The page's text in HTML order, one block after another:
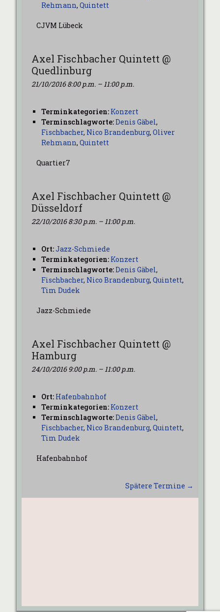
Rehmann, Quintett
CJVM Lübeck
Axel Fischbacher Quintett @
Quedlinburg
21/10/2016 8:00 p.m. – 11:00 p.m.
Terminkategorien: Konzert
Terminschlagworte:Denis Gäbel,
Fischbacher, Nico Brandenburg, Oliver
Rehmann, Quintett
Quartier7
Axel Fischbacher Quintett @
Düsseldorf
22/10/2016 8:30 p.m. – 11:00 p.m.
Ort:Jazz-Schmiede
Terminkategorien: Konzert
Terminschlagworte:Denis Gäbel,
Fischbacher, Nico Brandenburg, Quintett,
Tim Dudek
Jazz-Schmiede
Axel Fischbacher Quintett @
Hamburg
24/10/2016 9:00 p.m. – 11:00 p.m.
Ort: Hafenbahnhof
Terminkategorien: Konzert
Terminschlagworte:Denis Gäbel,
Fischbacher, Nico Brandenburg, Quintett,
Tim Dudek
Hafenbahnhof
Spätere Termine →